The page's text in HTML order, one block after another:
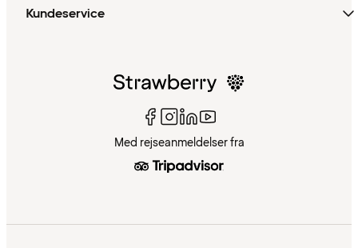
Kundeservice
Med rejseanmeldelser fra